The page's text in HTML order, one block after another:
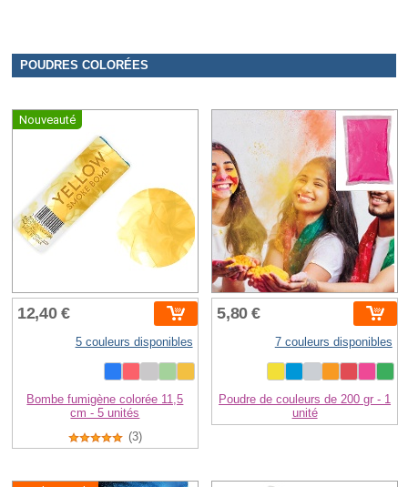
POUDRES COLORÉES
Nouveauté
12,40 €
5 couleurs disponibles
Bombe fumigène colorée 11,5
cm - 5 unités
(3)
5,80 €
7 couleurs disponibles
Poudre de couleurs de 200 gr - 1
unité